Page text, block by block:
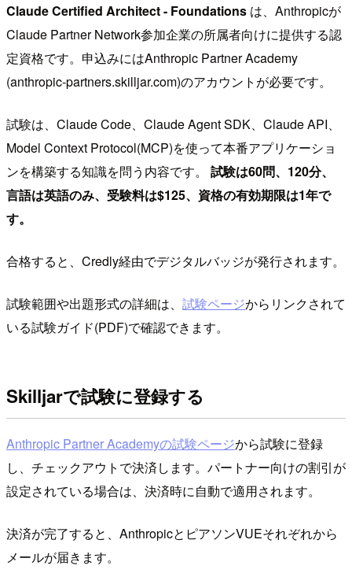
Claude Certified Architect - Foundations は、Anthropicが
Claude Partner Network参加企業の所属者向けに提供する認
定資格です。申込みにはAnthropic Partner Academy
(anthropic-partners.skilljar.com)のアカウントが必要です。
試験は、Claude Code、Claude Agent SDK、Claude API、
Model Context Protocol(MCP)を使って本番アプリケーショ
ンを構築する知識を問う内容です。 試験は60問、120分、
言語は英語のみ、受験料は$125、資格の有効期限は1年で
す。
合格すると、Credly経由でデジタルバッジが発行されます。
試験範囲や出題形式の詳細は、 試験ページからリンクされて
いる試験ガイド(PDF)で確認できます。
Skilljarで試験に登録する
Anthropic Partner Academyの試験ページから試験に登録
し、チェックアウトで決済します。パートナー向けの割引が
設定されている場合は、決済時に自動で適用されます。
決済が完了すると、AnthropicとピアソンVUEそれぞれから
メールが届きます。